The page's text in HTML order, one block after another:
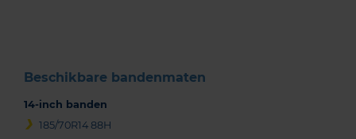
Beschikbare bandenmaten
14-inch banden
185/70R14 88H